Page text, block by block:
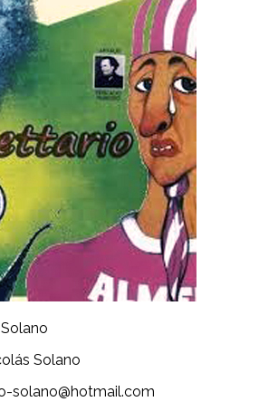
Solano
solano@hotmail.com